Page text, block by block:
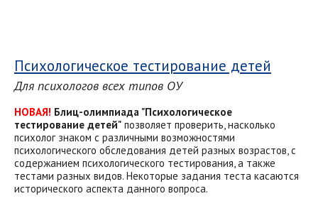
Психологическое тестирование детей
Для психологов всех типов ОУ
НОВАЯ! Блиц-олимпиада "Психологическое
тестирование детей" позволяет проверить, насколько
психолог знаком с различными возможностями
психологического обследования детей разных возрастов, с
содержанием психологического тестирования, а также
тестами разных видов. Некоторые задания теста касаются
исторического аспекта данного вопроса.